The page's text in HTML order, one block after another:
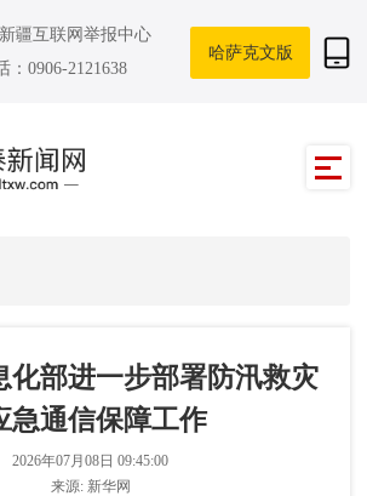
新疆互联网举报中心
：0906-2121638
哈萨克文版
化部进一步部署防汛救灾
急通信保障工作
2026年07月08日 09:45:00
来源: 新华网